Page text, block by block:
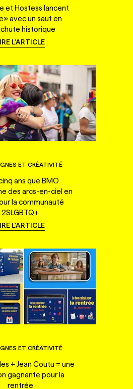
et Hostess lancent
avec un saut en
historique
L'ARTICLE
ET CRÉATIVITÉ
ans que BMO
des arcs-en-ciel en
la communauté
2SLGBTQ+
L'ARTICLE
ET CRÉATIVITÉ
+ Jean Coutu = une
gagnante pour la
rentrée